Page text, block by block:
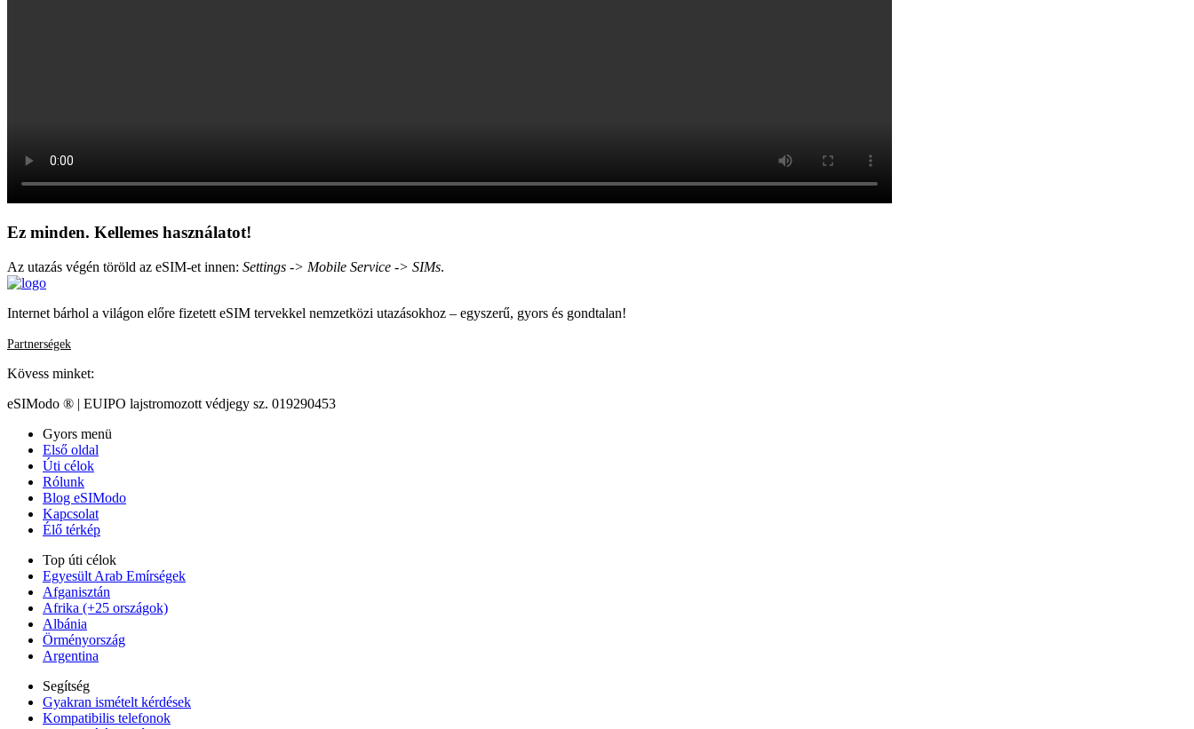
Ez minden. Kellemes használatot!
Az utazás végén töröld az eSIM-et innen: Settings -> Mobile Service -> SIMs.
Internet bárhol a világon előre fizetett eSIM tervekkel nemzetközi utazásokhoz – egyszerű, gyors és gondtalan!
Partnerségek
Kövess minket:
eSIModo ® | EUIPO lajstromozott védjegy sz. 019290453
Gyors menü
Első oldal
Úti célok
Rólunk
Blog eSIModo
Kapcsolat
Élő térkép
Top úti célok
Egyesült Arab Emírségek
Afganisztán
Afrika (+25 országok)
Albánia
Örményország
Argentina
Segítség
Gyakran ismételt kérdések
Kompatibilis telefonok